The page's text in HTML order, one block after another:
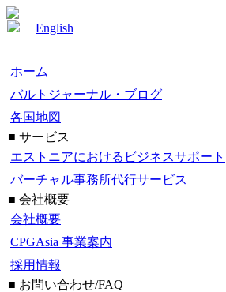
English
ホーム
バルトジャーナル・ブログ
各国地図
■ サービス
エストニアにおけるビジネスサポート
バーチャル事務所代行サービス
■ 会社概要
会社概要
CPGAsia 事業案内
採用情報
■ お問い合わせ/FAQ